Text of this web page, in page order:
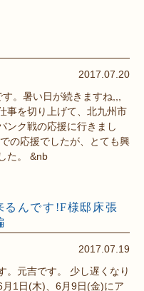
2017.07.20
。暑い日が続きますね,,,
事を切り上げて、北九州市
ンク戦の応援に行きまし
の応援でしたが、とても興
た。 &nb
るんです!F様邸床張
2017.07.19
。元吉です。 少し遅くなり
月1日(木)、6月9日(金)にア